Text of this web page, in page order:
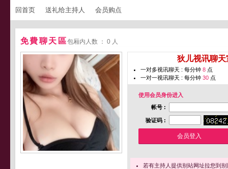
回首页 送礼给主持人 会员购点
免費聊天區包厢内人数 ： 0 人
狄儿视讯聊天
一对多视讯聊天 : 每分钟 8 点
一对一视讯聊天 : 每分钟 30 点
使用会员身份进入
帐号 :
验证码 :
若有主持人提供别站网址拉您到